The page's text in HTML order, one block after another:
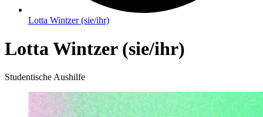
Lotta Wintzer (sie/ihr)
Lotta Wintzer (sie/ihr)
Studentische Aushilfe